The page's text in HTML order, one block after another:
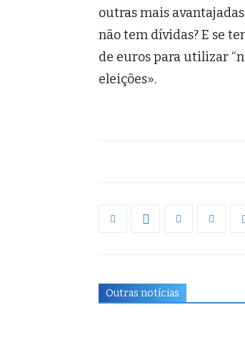
outras mais
não tem dívidas? E se
de euros para utilizar
eleições».
Outras notícias